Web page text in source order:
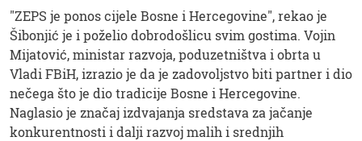
"ZEPS je ponos cijele Bosne i Hercegovine", rekao je
Šibonjić je i poželio dobrodošlicu svim gostima. Vojin
Mijatović, ministar razvoja, poduzetništva i obrta u
Vladi FBiH, izrazio je da je zadovoljstvo biti partner i dio
nečega što je dio tradicije Bosne i Hercegovine.
Naglasio je značaj izdvajanja sredstava za jačanje
konkurentnosti i dalji razvoj malih i srednjih